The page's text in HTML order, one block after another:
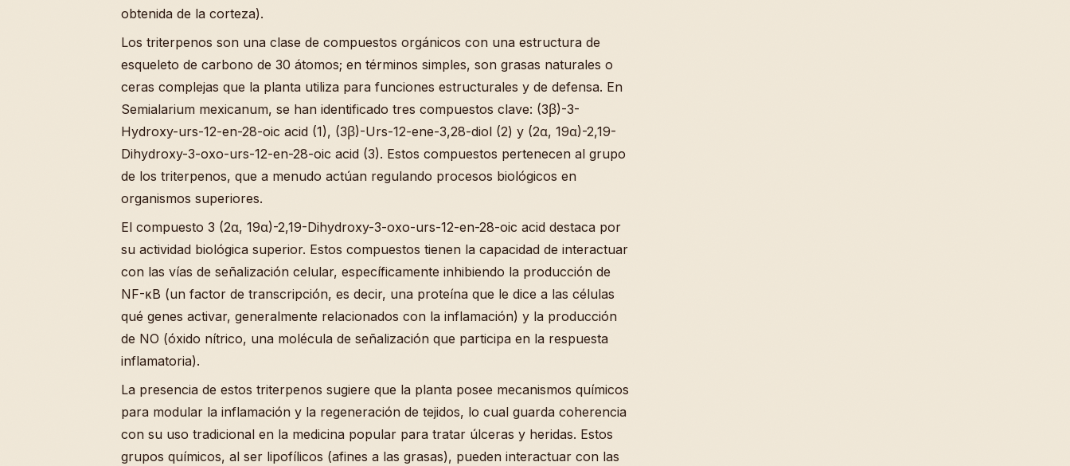
obtenida de la corteza).
Los triterpenos son una clase de compuestos orgánicos con una estructura de
esqueleto de carbono de 30 átomos; en términos simples, son grasas naturales o
ceras complejas que la planta utiliza para funciones estructurales y de defensa. En
Semialarium mexicanum, se han identificado tres compuestos clave: (3β)-3-
Hydroxy-urs-12-en-28-oic acid (1), (3β)-Urs-12-ene-3,28-diol (2) y (2α, 19α)-2,19-
Dihydroxy-3-oxo-urs-12-en-28-oic acid (3). Estos compuestos pertenecen al grupo
de los triterpenos, que a menudo actúan regulando procesos biológicos en
organismos superiores.
El compuesto 3 (2α, 19α)-2,19-Dihydroxy-3-oxo-urs-12-en-28-oic acid destaca por
su actividad biológica superior. Estos compuestos tienen la capacidad de interactuar
con las vías de señalización celular, específicamente inhibiendo la producción de
NF-κB (un factor de transcripción, es decir, una proteína que le dice a las células
qué genes activar, generalmente relacionados con la inflamación) y la producción
de NO (óxido nítrico, una molécula de señalización que participa en la respuesta
inflamatoria).
La presencia de estos triterpenos sugiere que la planta posee mecanismos químicos
para modular la inflamación y la regeneración de tejidos, lo cual guarda coherencia
con su uso tradicional en la medicina popular para tratar úlceras y heridas. Estos
grupos químicos, al ser lipofílicos (afines a las grasas), pueden interactuar con las